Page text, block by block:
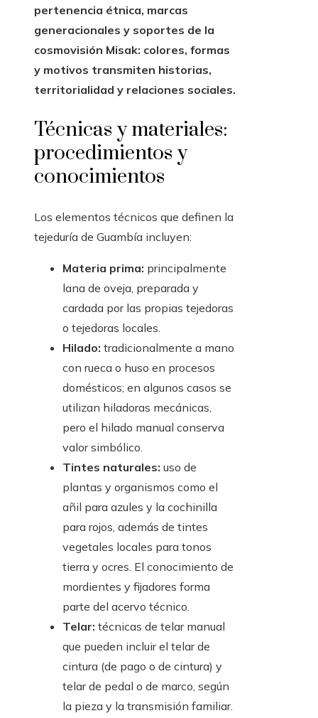
pertenencia étnica, marcas
generacionales y soportes de la
cosmovisión Misak: colores, formas
y motivos transmiten historias,
territorialidad y relaciones sociales.
Técnicas y materiales:
procedimientos y
conocimientos
Los elementos técnicos que definen la
tejeduría de Guambía incluyen:
Materia prima: principalmente
lana de oveja, preparada y
cardada por las propias tejedoras
o tejedoras locales.
Hilado: tradicionalmente a mano
con rueca o huso en procesos
domésticos; en algunos casos se
utilizan hiladoras mecánicas,
pero el hilado manual conserva
valor simbólico.
Tintes naturales: uso de
plantas y organismos como el
añil para azules y la cochinilla
para rojos, además de tintes
vegetales locales para tonos
tierra y ocres. El conocimiento de
mordientes y fijadores forma
parte del acervo técnico.
Telar: técnicas de telar manual
que pueden incluir el telar de
cintura (de pago o de cintura) y
telar de pedal o de marco, según
la pieza y la transmisión familiar.